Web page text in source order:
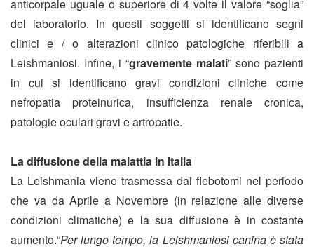
anticorpale uguale o superiore di 4 volte il valore “soglia”
del laboratorio. In questi soggetti si identificano segni
clinici e / o alterazioni clinico patologiche riferibili a
Leishmaniosi. Infine, i “gravemente malati” sono pazienti
in cui si identificano gravi condizioni cliniche come
nefropatia proteinurica, insufficienza renale cronica,
patologie oculari gravi e artropatie.
La diffusione della malattia in Italia
La Leishmania viene trasmessa dai flebotomi nel periodo
che va da Aprile a Novembre (in relazione alle diverse
condizioni climatiche) e la sua diffusione è in costante
aumento.“Per lungo tempo, la Leishmaniosi canina è stata